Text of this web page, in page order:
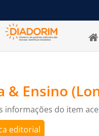
& Ensino
informações do item
editorial